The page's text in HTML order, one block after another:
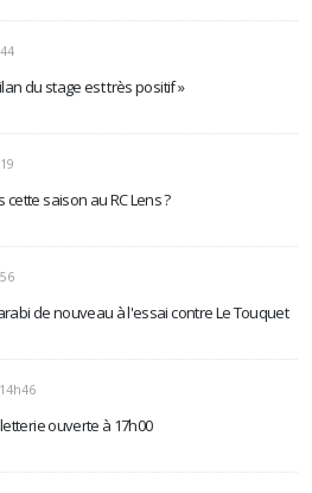
du stage est très positif »
saison au RC Lens ?
de nouveau à l'essai contre Le Touquet
ouverte à 17h00